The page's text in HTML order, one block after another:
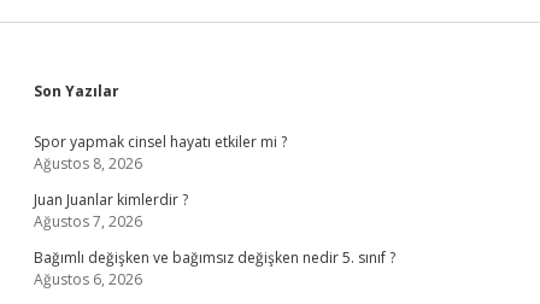
Sidebar
Son Yazılar
Spor yapmak cinsel hayatı etkiler mi ?
Ağustos 8, 2026
Juan Juanlar kimlerdir ?
Ağustos 7, 2026
Bağımlı değişken ve bağımsız değişken nedir 5. sınıf ?
Ağustos 6, 2026